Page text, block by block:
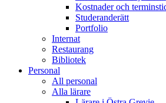
Kostnader och
Studeranderätt
Portfolio
Internat
Restaurang
Bibliotek
Personal
All personal
Alla lärare